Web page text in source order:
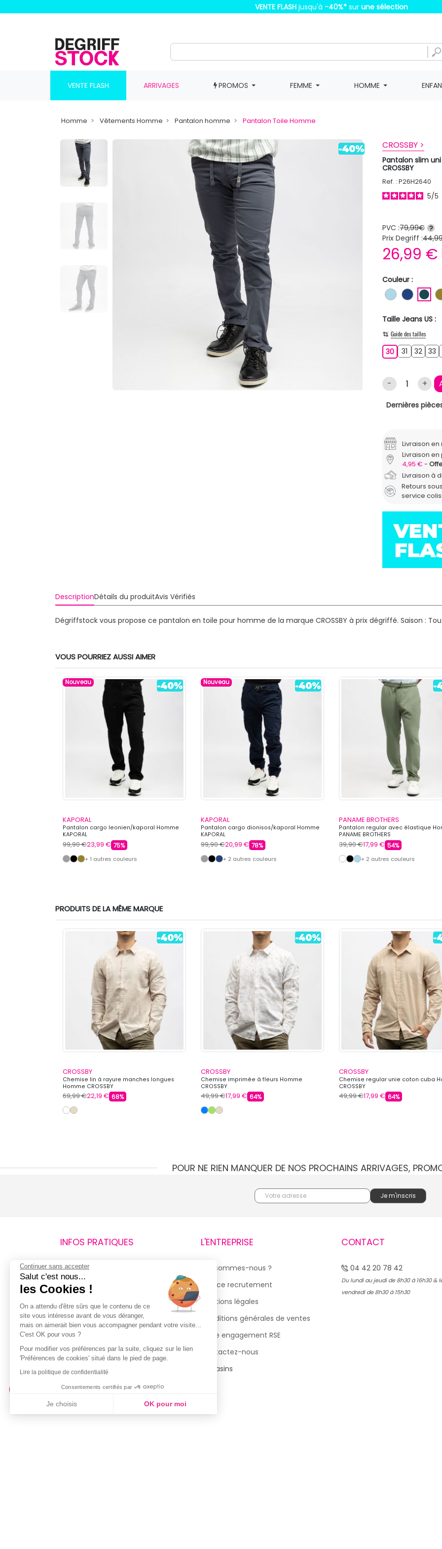
VENTE FLASH jusqu'à -40%* sur une sélection
VENTE FLASH ARRIVAGES PROMOS FEMME HOMME
Homme Vêtements Homme Pantalon homme Pantalon Toile Homme
CROSSBY >
Pantalon slim
CROSSBY
Ref. : P26H2640
5/5
PVC :79,99€ ?
Prix Degriff :
26,99 €
Couleur :
BLEU CLAIR
BLEU
Taille Jeans US :
Guide des tailles
303031 323233
- +
Dernières
Livraison
Livraison
4,95 €
Livraison à
Retours
service
DescriptionDétails du produitAvis Vérifiés
Dégriffstock vous propose ce pantalon en toile pour homme de la marque CROSSBY à prix dégriffé. Saison :
VOUS POURRIEZ AUSSI AIMER
Nouveau
KAPORAL
Pantalon cargo leonien/kaporal Homme
KAPORAL
99,90 €23,99 € 75%
+ 1 autres couleurs
Nouveau
KAPORAL
Pantalon cargo dionisos/kaporal Homme
KAPORAL
99,90 €20,99 € 78%
+ 2 autres couleurs
PANAME BROTHERS
Pantalon regular avec élastique
PANAME BROTHERS
39,90 €17,99 € 54%
+ 2 autres couleurs
PRODUITS DE LA MÊME MARQUE
CROSSBY
Chemise lin à rayure manches longues
Homme CROSSBY
69,99 €22,19 € 68%
CROSSBY
Chemise imprimée à fleurs Homme
CROSSBY
49,99 €17,99 € 64%
CROSSBY
Chemise regular unie coton cuba
CROSSBY
49,99 €17,99 € 64%
POUR NE RIEN MANQUER DE NOS PROCHAINS ARRIVAGES,
INFOS PRATIQUES
Retours et remboursements
Suivi de commande
Livraisons
Guide des tailles
Politique de confidentialité
Conditions générales d’utilisation
de la Carte de Fidélité
L'ENTREPRISE
Qui sommes-nous ?
Espace recrutement
Mentions légales
Conditions générales de ventes
Notre engagement RSE
Contactez-nous
Magasins
CONTACT
04 42 20 78 42
Du lundi au jeudi de 8h30 à 16h30 &
vendredi de 8h30 à 15h30
Continuer sans accepter
Salut c'est nous...
les Cookies !
On a attendu d'être sûrs que le contenu de ce
site vous intéresse avant de vous déranger,
mais on aimerait bien vous accompagner pendant votre visite...
C'est OK pour vous ?
Pour modifier vos préférences par la suite, cliquez sur le lien
'Préférences de cookies' situé dans le pied de page.
Lire la politique de confidentialité
Consentements certifiés par
Je choisis OK pour moi